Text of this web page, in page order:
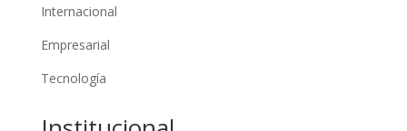
Internacional
Empresarial
Tecnología